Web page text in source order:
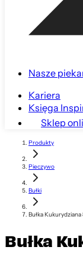
Nasze
Kariera
Księga
Sklep
Produkty
Pieczywo
Bułki
Bułka
Bułka